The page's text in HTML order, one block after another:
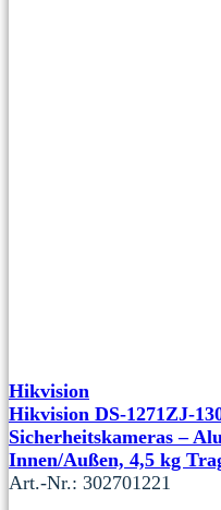
Hikvision
Hikvision DS-1271ZJ-
Sicherheitskameras –
Innen/Außen, 4,5 kg
Art.-Nr.: 302701221